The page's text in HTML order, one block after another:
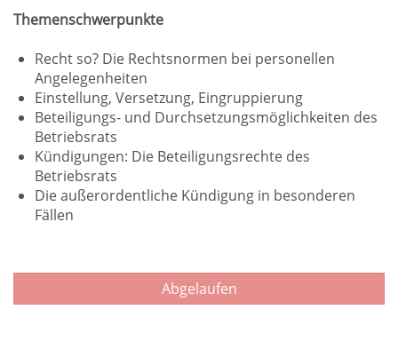
Themenschwerpunkte
Recht so? Die Rechtsnormen bei personellen
Angelegenheiten
Einstellung, Versetzung, Eingruppierung
Beteiligungs- und Durchsetzungsmöglichkeiten des
Betriebsrats
Kündigungen: Die Beteiligungsrechte des
Betriebsrats
Die außerordentliche Kündigung in besonderen
Fällen
Abgelaufen